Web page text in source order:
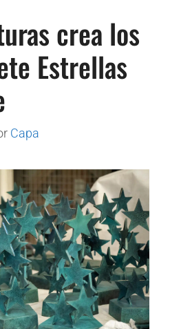
crea los
Estrellas
Capa